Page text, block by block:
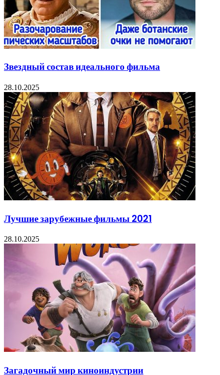
Звездный состав идеального фильма
28.10.2025
Лучшие зарубежные фильмы 2021
28.10.2025
Загадочный мир киноиндустрии